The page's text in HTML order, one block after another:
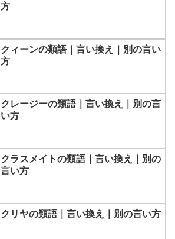
方
クィーンの類語｜言い換え｜別の言い
方
クレージーの類語｜言い換え｜別の言
い方
クラスメイトの類語｜言い換え｜別の
言い方
クリヤの類語｜言い換え｜別の言い方